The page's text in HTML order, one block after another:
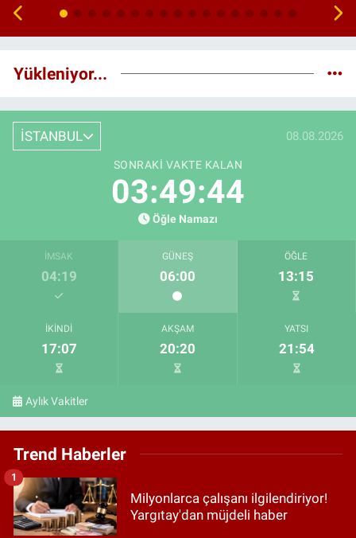
Yükleniyor...
İSTANBUL 08.08.2026
SONRAKI VAKTE KALAN
03:49:43
Öğle Namazı
İMSAK
04:19
GÜNEŞ
06:00
ÖĞLE
13:15
İKINDI
17:07
AKŞAM
20:20
YATSI
21:54
Aylık Vakitler
Trend Haberler
Milyonlarca çalışanı ilgilendiriyor!
Yargıtay'dan müjdeli haber
1